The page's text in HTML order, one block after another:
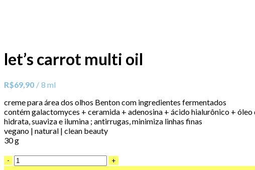
let’s carrot multi oil
R$69,90
8 ml
creme para área dos olhos Benton com ingredientes fermentados
contém galactomyces + ceramida + adenosina + ácido hialurônico + óleo
hidrata, suaviza e ilumina ; antirrugas, minimiza linhas finas
vegano | natural | clean beauty
30 g